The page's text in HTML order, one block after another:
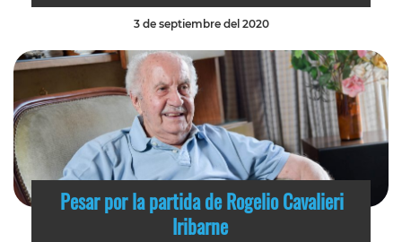
3 de septiembre del 2020
Pesar por la partida de Rogelio Cavalieri
Iribarne